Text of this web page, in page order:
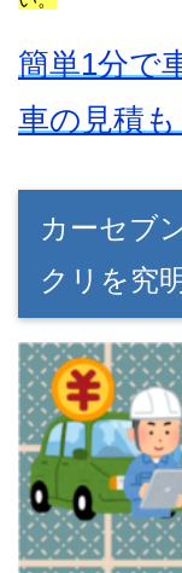
簡単1分で
車の見積
カーセブ
クリを究